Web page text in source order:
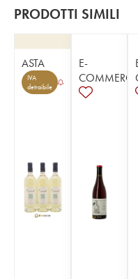
PRODOTTI SIMILI
ASTA
IVA
detraibile
E-
COMMERCE